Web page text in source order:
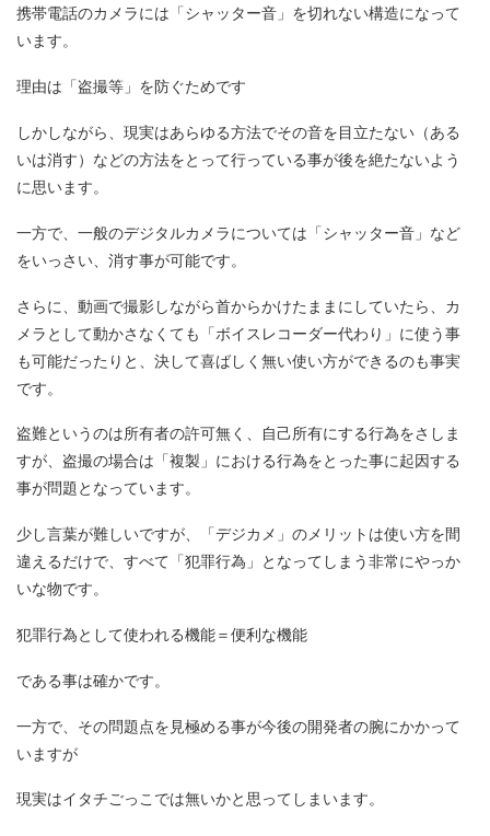
携帯電話のカメラには「シャッター音」を切れない構造になって
います。
理由は「盗撮等」を防ぐためです
しかしながら、現実はあらゆる方法でその音を目立たない（ある
いは消す）などの方法をとって行っている事が後を絶たないよう
に思います。
一方で、一般のデジタルカメラについては「シャッター音」など
をいっさい、消す事が可能です。
さらに、動画で撮影しながら首からかけたままにしていたら、カ
メラとして動かさなくても「ボイスレコーダー代わり」に使う事
も可能だったりと、決して喜ばしく無い使い方ができるのも事実
です。
盗難というのは所有者の許可無く、自己所有にする行為をさしま
すが、盗撮の場合は「複製」における行為をとった事に起因する
事が問題となっています。
少し言葉が難しいですが、「デジカメ」のメリットは使い方を間
違えるだけで、すべて「犯罪行為」となってしまう非常にやっか
いな物です。
犯罪行為として使われる機能＝便利な機能
である事は確かです。
一方で、その問題点を見極める事が今後の開発者の腕にかかって
いますが
現実はイタチごっこでは無いかと思ってしまいます。